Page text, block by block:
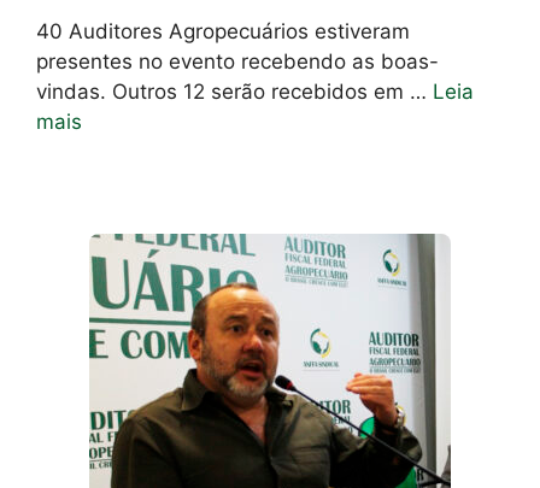
40 Auditores Agropecuários estiveram
presentes no evento recebendo as boas-
vindas. Outros 12 serão recebidos em … Leia
mais